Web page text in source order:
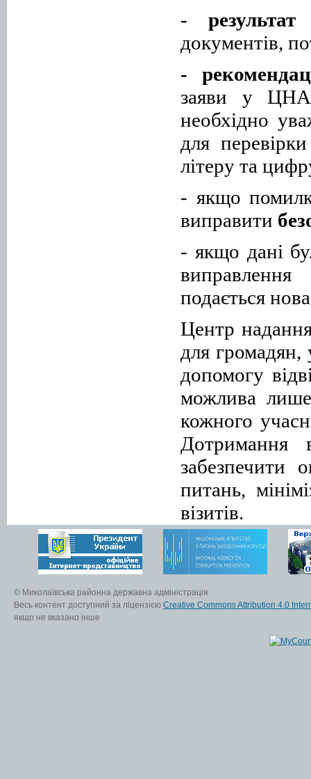
- результат
документів,
-
заяви у
необхідно
для
літеру та
- якщо
виправити
- якщо дані
виправлення
подається
Центр
для громадян,
допомогу
можлива
кожного
Дотримання
забезпечити
питань,
візитів.
© Миколаївська районна державна адміністрація
Весь контент доступний за ліцензією Creative Commons Attribution 4.0
якщо не вказано інше